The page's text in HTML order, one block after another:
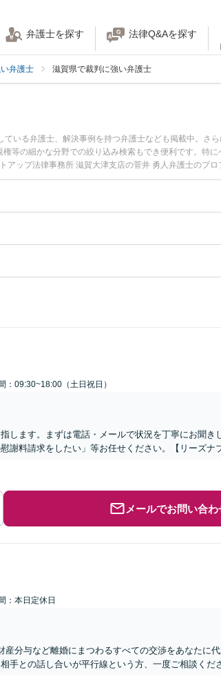
弁護士を探す 法律Q&Aを探す
弁護士 滋賀県で裁判に強い弁護士
いる弁護士、解決事例を持つ弁護士なども掲載中。さ
等の細かな分野での絞り込み検索もでき便利です。特
ップ法律事務所 滋賀大津支店の菅井 勇人弁護士のプ
に弁護士に相談したい』『離婚裁判のトラブル解決の
どでお困りの相談者さんにおすすめです。
：09:30~18:00（土日祝日）
します。まずは電話・メールで状況を丁寧にお聞き
謝料請求をしたい」等お任せください。【リーズナ
メールでお問い合わ
：本日定休日
産分与など離婚にまつわるすべての交渉をあなたに代
手との話し合いが平行線という方、一度ご相談くだ